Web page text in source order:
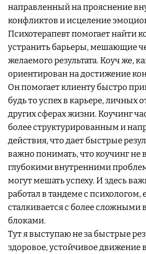
направленный на прояснение
конфликтов и исцеление
Психотерапевт помогает найти
устранить барьеры, мешающие
желаемого результата. Коуч же,
ориентирован на достижение
Он помогает клиенту быстро
будь то успех в карьере, личных
других сферах жизни. Коучинг
более структурированным и
действия, что дает быстрые
важно понимать, что коучинг не
глубокими внутренними
могут мешать успеху. И здесь
работал в тандеме с психологом,
сталкивается с более сложными
блоками.
Тут я выступаю не за быстрые
здоровое, устойчивое движение